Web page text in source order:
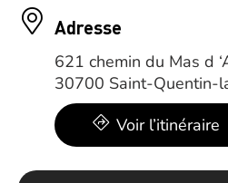
Adresse
621 chemin du Mas d
30700 Saint-Quentin-
Voir l’itinéraire